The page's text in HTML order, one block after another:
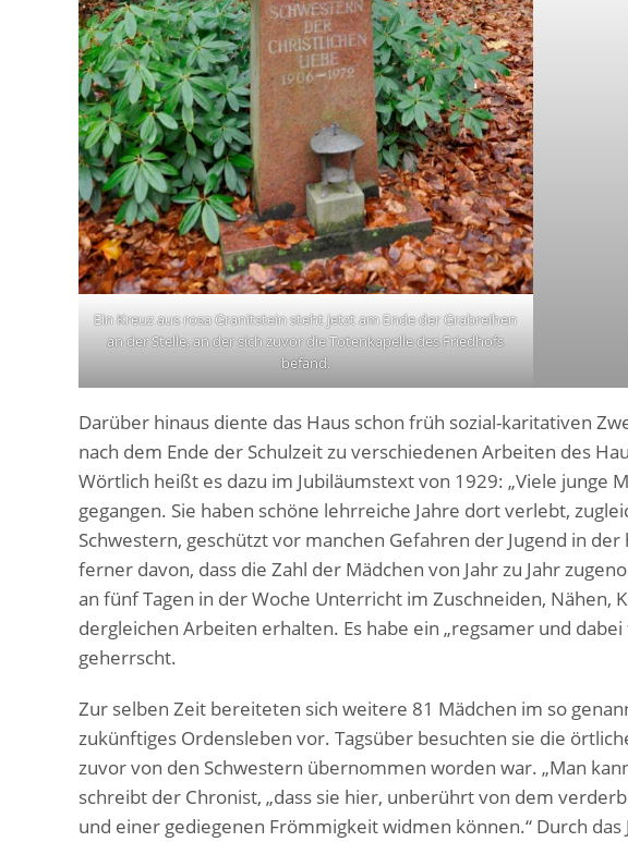
Ein Kreuz aus rosa Granitstein steht jetzt am Ende der Grabreihen
an der Stelle, an der sich zuvor die Totenkapelle des Friedhofs
befand.
Darüber hinaus diente das Haus schon früh sozial-karitativen
nach dem Ende der Schulzeit zu verschiedenen Arbeiten des
Wörtlich heißt es dazu im Jubiläumstext von 1929: „Viele junge
gegangen. Sie haben schöne lehrreiche Jahre dort verlebt,
Schwestern, geschützt vor manchen Gefahren der Jugend in
ferner davon, dass die Zahl der Mädchen von Jahr zu Jahr
an fünf Tagen in der Woche Unterricht im Zuschneiden, Nähen,
dergleichen Arbeiten erhalten. Es habe ein „regsamer und
geherrscht.
Zur selben Zeit bereiteten sich weitere 81 Mädchen im so
zukünftiges Ordensleben vor. Tagsüber besuchten sie die
zuvor von den Schwestern übernommen worden war. „Man
schreibt der Chronist, „dass sie hier, unberührt von dem
und einer gediegenen Frömmigkeit widmen können.“ Durch